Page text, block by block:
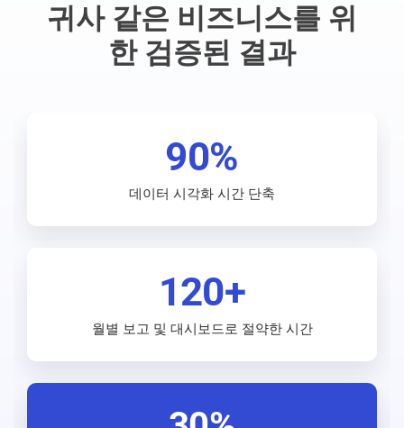
귀사 같은 비즈니스를 위
한 검증된 결과
90%
데이터 시각화 시간 단축
120+
월별 보고 및 대시보드로 절약한 시간